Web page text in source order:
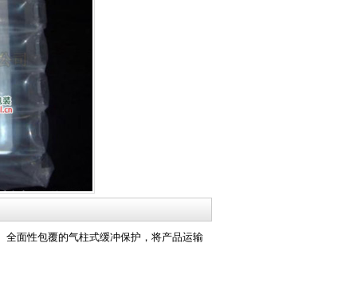
面性包覆的气柱式缓冲保护，将产品运输